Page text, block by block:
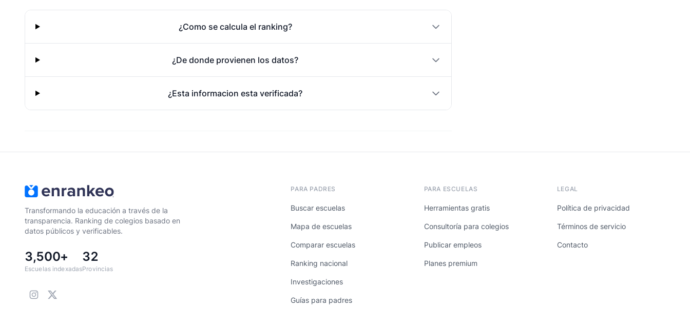
¿Como se calcula el ranking?
¿De donde provienen los datos?
¿Esta informacion esta verificada?
Transformando la educación a través de la
transparencia. Ranking de colegios basado en
datos públicos y verificables.
3,500+
Escuelas indexadas
32
Provincias
PARA PADRES
Buscar escuelas
Mapa de escuelas
Comparar escuelas
Ranking nacional
Investigaciones
Guías para padres
PARA ESCUELAS
Herramientas gratis
Consultoría para colegios
Publicar empleos
Planes premium
LEGAL
Política de privacidad
Términos de servicio
Contacto